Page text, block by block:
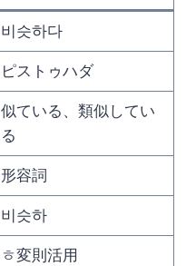
비슷하다
ピストゥハダ
似ている、類似してい
る
形容詞
비슷하
ㅎ変則活用